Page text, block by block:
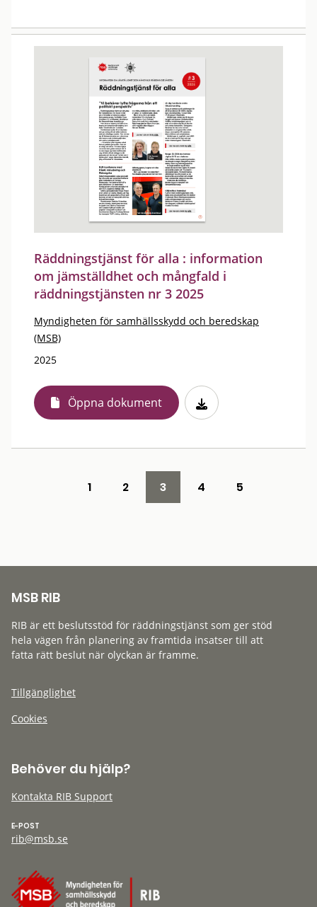
Räddningstjänst för alla : information
om jämställdhet och mångfald i
räddningstjänsten nr 3 2025
Myndigheten för samhällsskydd och beredskap
(MSB)
2025
Öppna dokument
1 2 3 4 5
MSB RIB
RIB är ett beslutsstöd för räddningstjänst som ger stöd
hela vägen från planering av framtida insatser till att
fatta rätt beslut när olyckan är framme.
Tillgänglighet
Cookies
Behöver du hjälp?
Kontakta RIB Support
E-POST
rib@msb.se